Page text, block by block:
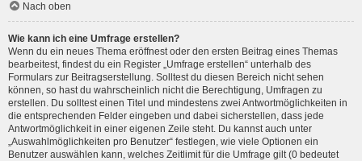
Nach oben
Wie kann ich eine Umfrage erstellen?
Wenn du ein neues Thema eröffnest oder den ersten Beitrag eines Themas
bearbeitest, findest du ein Register „Umfrage erstellen“ unterhalb des
Formulars zur Beitragserstellung. Solltest du diesen Bereich nicht sehen
können, so hast du wahrscheinlich nicht die Berechtigung, Umfragen zu
erstellen. Du solltest einen Titel und mindestens zwei Antwortmöglichkeiten in
die entsprechenden Felder eingeben und dabei sicherstellen, dass jede
Antwortmöglichkeit in einer eigenen Zeile steht. Du kannst auch unter
„Auswahlmöglichkeiten pro Benutzer“ festlegen, wie viele Optionen ein
Benutzer auswählen kann, welches Zeitlimit für die Umfrage gilt (0 bedeutet